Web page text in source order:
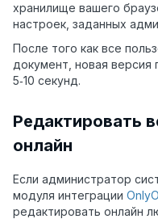
хранилище вашего
настроек, заданных
После того как все
документ, новая версия
5‑10 секунд.
Редактировать
онлайн
Если администратор
модуля интеграции
редактировать онлайн